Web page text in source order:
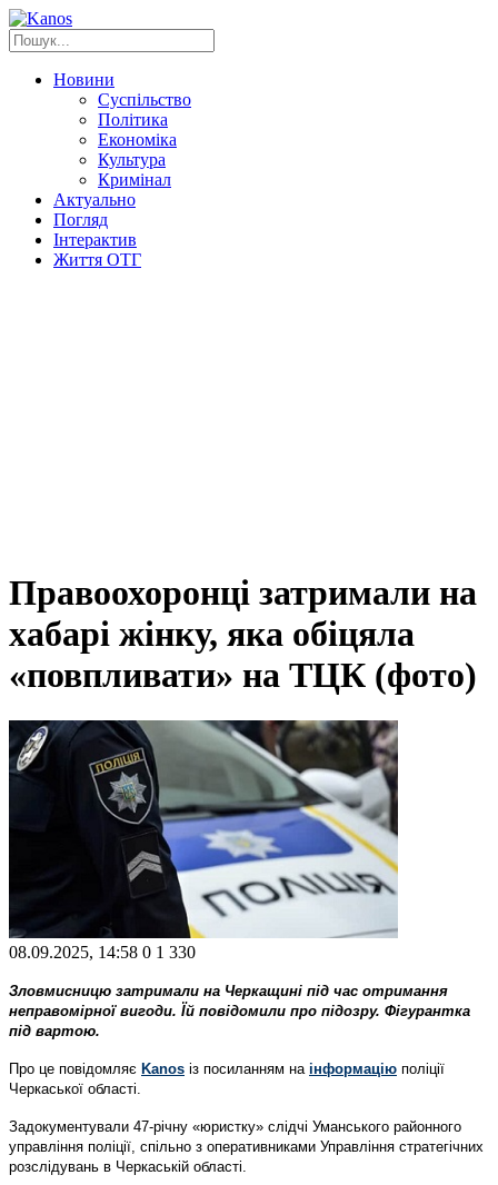
Новини
Суспільство
Політика
Економіка
Культура
Кримінал
Актуально
Погляд
Інтерактив
Життя ОТГ
Правоохоронці затримали на
хабарі жінку, яка обіцяла
«повпливати» на ТЦК (фото)
08.09.2025, 14:58 0 1 330
Зловмисницю затримали на Черкащині під час отримання
неправомірної вигоди. Їй повідомили про підозру. Фігурантка
під вартою.
Про це повідомляє Kanos із посиланням на інформацію поліції
Черкаської області.
Задокументували 47-річну «юристку» слідчі Уманського районного
управління поліції, спільно з оперативниками Управління стратегічних
розслідувань в Черкаській області.